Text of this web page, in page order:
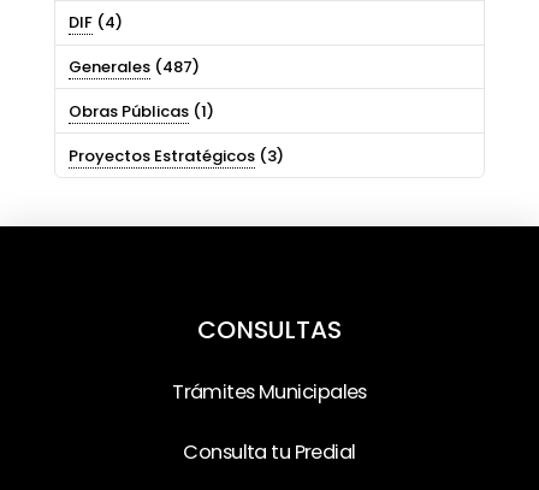
DIF(4)
Generales(487)
Obras Públicas(1)
Proyectos Estratégicos(3)
CONSULTAS
Trámites Municipales
Consulta tu Predial